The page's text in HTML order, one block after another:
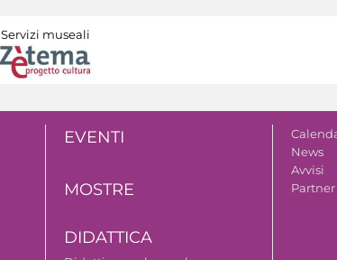
Servizi museali
EVENTI
MOSTRE
DIDATTICA
News
Avvisi
Partner